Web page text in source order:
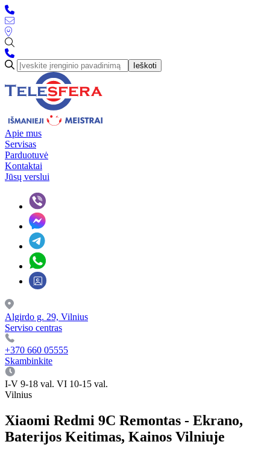
Ieškoti
Apie mus
Servisas
Parduotuvė
Kontaktai
Jūsų verslui
Algirdo g. 29, Vilnius
Serviso centras
+370 660 05555
Skambinkite
I-V 9-18 val. VI 10-15 val.
Vilnius
Xiaomi Redmi 9C Remontas - Ekrano,
Baterijos Keitimas, Kainos Vilniuje